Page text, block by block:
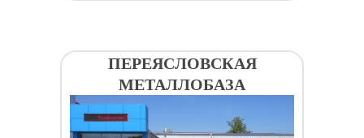
ПЕРЕЯСЛОВСКАЯ
МЕТАЛЛОБАЗА